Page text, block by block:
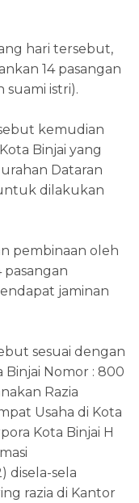
hari tersebut,
14 pasangan
istri).
kemudian
Binjai yang
Dataran
dilakukan
pembinaan oleh
pasangan
jaminan
sesuai dengan
Binjai Nomor : 800
Razia
Usaha di Kota
Kota Binjai H
disela-sela
razia di Kantor